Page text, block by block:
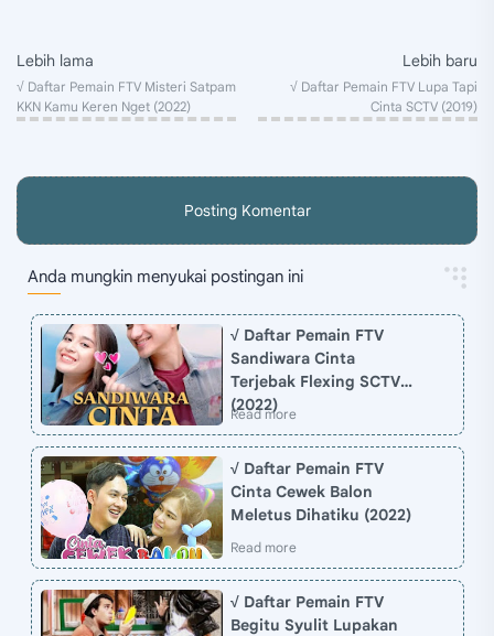
Posting Komentar
Anda mungkin menyukai postingan ini
√ Daftar Pemain FTV
Sandiwara Cinta
Terjebak Flexing SCTV
(2022)
√ Daftar Pemain FTV
Cinta Cewek Balon
Meletus Dihatiku (2022)
√ Daftar Pemain FTV
Begitu Syulit Lupakan